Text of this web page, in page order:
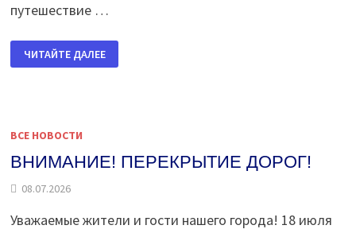
путешествие …
ГРАНИ
ОДНОЙ
ЧИТАЙТЕ ДАЛЕЕ
ВСЕ НОВОСТИ
ВНИМАНИЕ! ПЕРЕКРЫТИЕ ДОРОГ!
08.07.2026
Уважаемые жители и гости нашего города! 18 июля